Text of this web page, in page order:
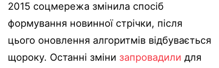
2015 соцмережа змінила спосіб
формування новинної стрічки, після
цього оновлення алгоритмів відбувається
щороку. Останні зміни запровадили для